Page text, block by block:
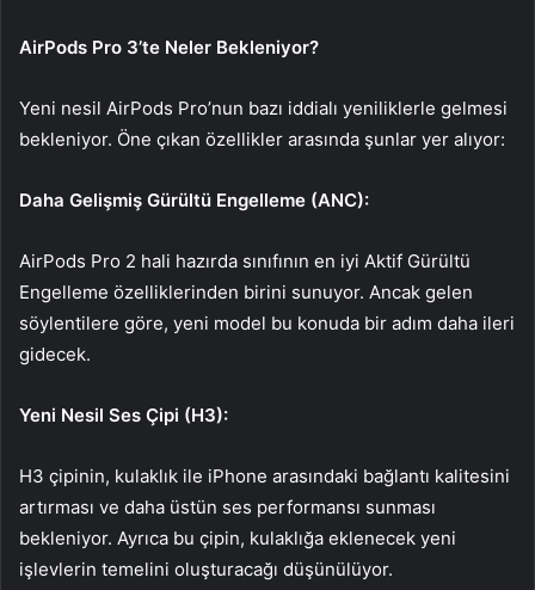
AirPods Pro 3’te Neler Bekleniyor?
Yeni nesil AirPods Pro’nun bazı iddialı yeniliklerle gelmesi
bekleniyor. Öne çıkan özellikler arasında şunlar yer alıyor:
Daha Gelişmiş Gürültü Engelleme (ANC):
AirPods Pro 2 hali hazırda sınıfının en iyi Aktif Gürültü
Engelleme özelliklerinden birini sunuyor. Ancak gelen
söylentilere göre, yeni model bu konuda bir adım daha ileri
gidecek.
Yeni Nesil Ses Çipi (H3):
H3 çipinin, kulaklık ile iPhone arasındaki bağlantı kalitesini
artırması ve daha üstün ses performansı sunması
bekleniyor. Ayrıca bu çipin, kulaklığa eklenecek yeni
işlevlerin temelini oluşturacağı düşünülüyor.